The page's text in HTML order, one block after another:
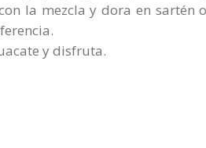
la mezcla y dora en
y disfruta.